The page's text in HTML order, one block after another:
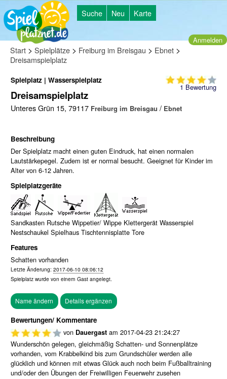
Suche Neu Karte
Anmelden
Start > Spielplätze > Freiburg im Breisgau > Ebnet >
Dreisamspielplatz
1Bewertung
Spielplatz | Wasserspielplatz
Dreisamspielplatz
Unteres Grün 15, 79117 Freiburg im Breisgau / Ebnet
Beschreibung
Der Spielplatz macht einen guten Eindruck, hat einen normalen
Lautstärkepegel. Zudem ist er normal besucht. Geeignet für Kinder im
Alter von 6-12 Jahren.
Spielplatzgeräte
Sandkasten Rutsche Wippetier/ Wippe Klettergerät Wasserspiel
Nestschaukel Spielhaus Tischtennisplatte Tore
Features
Schatten vorhanden
Letzte Änderung: 2017-06-10 08:06:12
Spielplatz wurde von einem Gast angelegt.
Bewertungen/ Kommentare
von Dauergast am 2017-04-23 21:24:27
Wunderschön gelegen, gleichmäßig Schatten- und Sonnenplätze
vorhanden, vom Krabbelkind bis zum Grundschüler werden alle
glücklich und können mit etwas Glück auch noch beim Fußballtraining
und/oder den Übungen der Freiwilligen Feuerwehr zusehen